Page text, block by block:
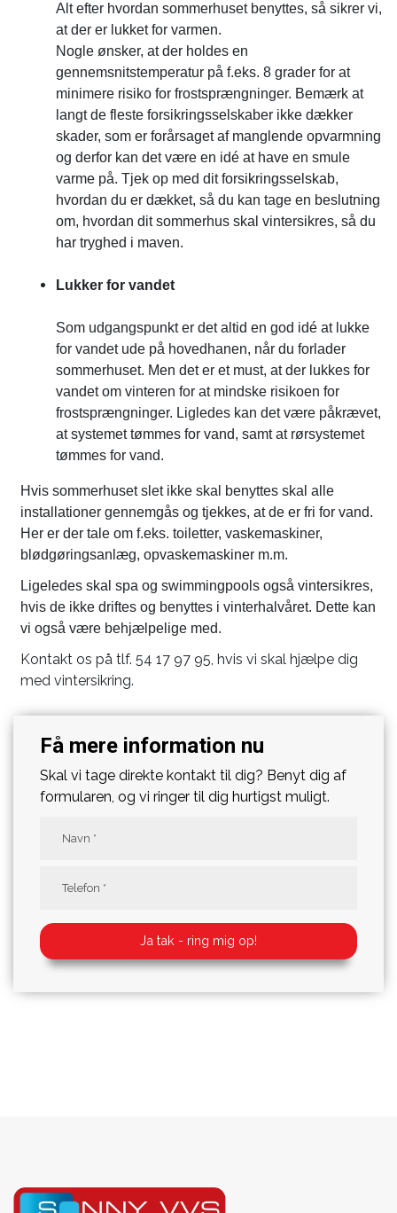
Alt efter hvordan sommerhuset benyttes, så sikrer vi,
at der er lukket for varmen.
Nogle ønsker, at der holdes en
gennemsnitstemperatur på f.eks. 8 grader for at
minimere risiko for frostsprængninger. Bemærk at
langt de fleste forsikringsselskaber ikke dækker
skader, som er forårsaget af manglende opvarmning
og derfor kan det være en idé at have en smule
varme på. Tjek op med dit forsikringsselskab,
hvordan du er dækket, så du kan tage en beslutning
om, hvordan dit sommerhus skal vintersikres, så du
har tryghed i maven.
Lukker for vandet
Som udgangspunkt er det altid en god idé at lukke
for vandet ude på hovedhanen, når du forlader
sommerhuset. Men det er et must, at der lukkes for
vandet om vinteren for at mindske risikoen for
frostsprængninger. Ligledes kan det være påkrævet,
at systemet tømmes for vand, samt at rørsystemet
tømmes for vand.
Hvis sommerhuset slet ikke skal benyttes skal alle
installationer gennemgås og tjekkes, at de er fri for vand.
Her er der tale om f.eks. toiletter, vaskemaskiner,
blødgøringsanlæg, opvaskemaskiner m.m.
Ligeledes skal spa og swimmingpools også vintersikres,
hvis de ikke driftes og benyttes i vinterhalvåret. Dette kan
vi også være behjælpelige med.
Kontakt os på tlf. 54 17 97 95, hvis vi skal hjælpe dig
med vintersikring.
Få mere information nu
Skal vi tage direkte kontakt til dig? Benyt dig af
formularen, og vi ringer til dig hurtigst muligt.